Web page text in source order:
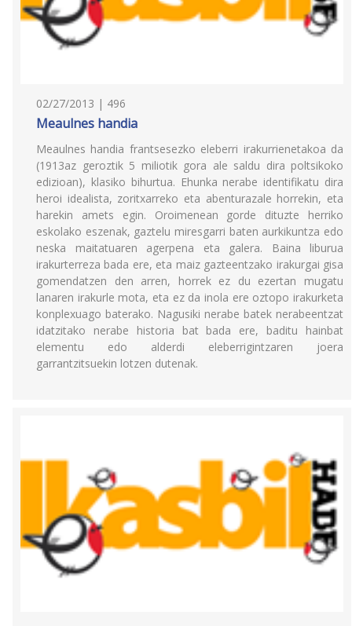
02/27/2013 | 496
Meaulnes handia
Meaulnes handia frantsesezko eleberri irakurrienetakoa da
(1913az geroztik 5 miliotik gora ale saldu dira poltsikoko
edizioan), klasiko bihurtua. Ehunka nerabe identifikatu dira
heroi idealista, zoritxarreko eta abenturazale horrekin, eta
harekin amets egin. Oroimenean gorde dituzte herriko
eskolako eszenak, gaztelu miresgarri baten aurkikuntza edo
neska maitatuaren agerpena eta galera. Baina liburua
irakurterreza bada ere, eta maiz gazteentzako irakurgai gisa
gomendatzen den arren, horrek ez du ezertan mugatu
lanaren irakurle mota, eta ez da inola ere oztopo irakurketa
konplexuago baterako. Nagusiki nerabe batek nerabeentzat
idatzitako nerabe historia bat bada ere, baditu hainbat
elementu edo alderdi eleberrigintzaren joera
garrantzitsuekin lotzen dutenak.